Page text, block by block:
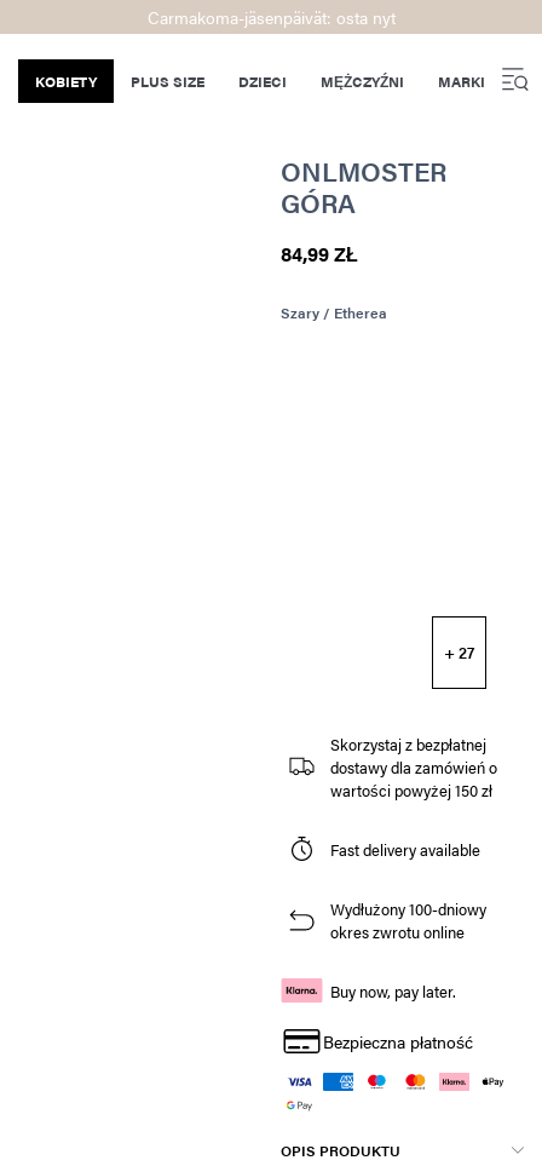
Carmakoma-jäsenpäivät: osta nyt
KOBIETY PLUS SIZE DZIECI MĘŻCZYŹNI MARKI
ONLMOSTER
GÓRA
84,99 ZŁ
Szary / Etherea
+ 27
Skorzystaj z bezpłatnej
dostawy dla zamówień o
wartości powyżej 150 zł
Fast delivery available
Wydłużony 100-dniowy
okres zwrotu online
Buy now, pay later.
Bezpieczna płatność
OPIS PRODUKTU